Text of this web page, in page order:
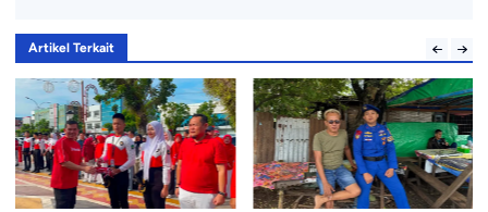
Artikel Terkait